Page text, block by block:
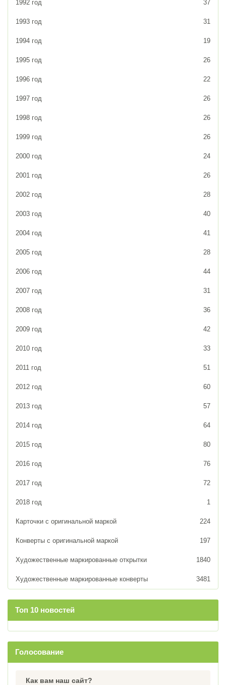
1992 год 37
1993 год 31
1994 год 19
1995 год 26
1996 год 22
1997 год 26
1998 год 26
1999 год 26
2000 год 24
2001 год 26
2002 год 28
2003 год 40
2004 год 41
2005 год 28
2006 год 44
2007 год 31
2008 год 36
2009 год 42
2010 год 33
2011 год 51
2012 год 60
2013 год 57
2014 год 64
2015 год 80
2016 год 76
2017 год 72
2018 год 1
Карточки с оригинальной маркой 224
Конверты с оригинальной маркой 197
Художественные маркированные открытки 1840
Художественные маркированные конверты 3481
Топ 10 новостей
Голосование
Как вам наш сайт?